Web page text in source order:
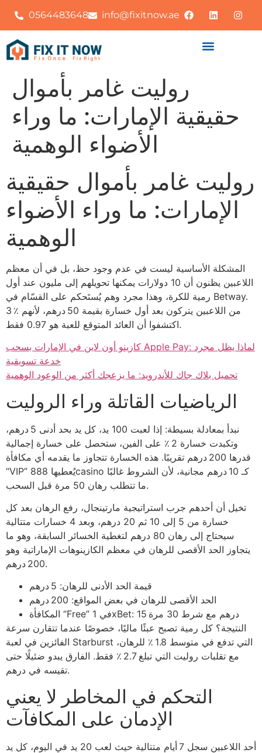
0564483648 info@fixitnow.ae
روليت غامر بأموال
حقيقية الإمارات: ما وراء
الأضواء الوهمية
روليت غامر بأموال حقيقية
الإمارات: ما وراء الأضواء
الوهمية
المشكلة الأساسية ليست في عدم وجود حظ، بل في أن معظم
اللاعبين يظنون أن 10 دولارات يمكنها تحويلهم إلى مليون عند أول
رمية للكرة، وهذا مجرد وهم يُستَحكم على القسّام في Betway.
3 ٪ من اللاعبين يتركون بعد أول خسارة بقيمة 50 درهم، لأنهم
اكتشفوا أن العائد المتوقع للعبة هو 0.97 فقط.
كازينو أون لاين في الإمارات بسحب Apple Pay: لماذا يظل مجرد
خدعة تسويقية
تحميل بلاك جاك للأندرويد: ما يزعجك أكثر من الوعود الوهمية
الرياضيات القاتلة وراء الروليت
نبدأ بمعادلة بسيطة: إذا لعبت 100 يد، كل يد بحد أدنى 5 درهم،
وتكبدت خسارة 2 ٪ على الفين، ستحصل على خسارة إجمالية
قدرها 200 درهم تقريبًا. هذه الخسارة تتجاوز ما يقدمه أي مكافأة
“VIP” يُعطيها 888casino كـ 10 درهم مجانية، لأن الشروط غالبًا
ما تتطلب رهان 50 مرة قبل السحب.
تخيل أن أحدهم جرب استراتيجية مارتينجال، رفع الرهان بعد كل
خسارة من 5 إلى 10 ثم 20 درهم، وبعد 4 خسارات متتالية
سيحتاج إلى رهان 80 درهم لتغطية الخسائر السابقة، وهو ما
يتجاوز الحد الأقصى للرهان في معظم الكازينوهات الإماراتية وهو
200 درهم.
قيمة الحد الأدنى للرهان: 5 درهم
الحد الأقصى للرهان في بعض المواقع: 200 درهم
المكافأة “Free” في 1xBet: 15 درهم مع شرط 30 مرة
النتيجة؟ كل رمية تصبح عبئًا ماليًا، خصوصًا عندما تتقارن سرعة
الفائزين في لعبة Starburst التي تدفع في متوسط 1.8 ٪ للرهان،
مع تقلبات روليت التي تبلغ 2.7 ٪ فقط. الفارق يبدو ضئيلًا حتى
تقيسه في درهم.
التحكم في المخاطر لا يعني
الإدمان على المكافآت
أحد اللاعبين سجل 7 أيام متتالية حيث لعب 20 يد في اليوم، كل يد